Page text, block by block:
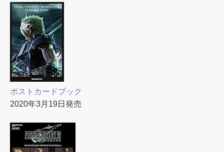
ポストカードブック
2020年3月19日発売